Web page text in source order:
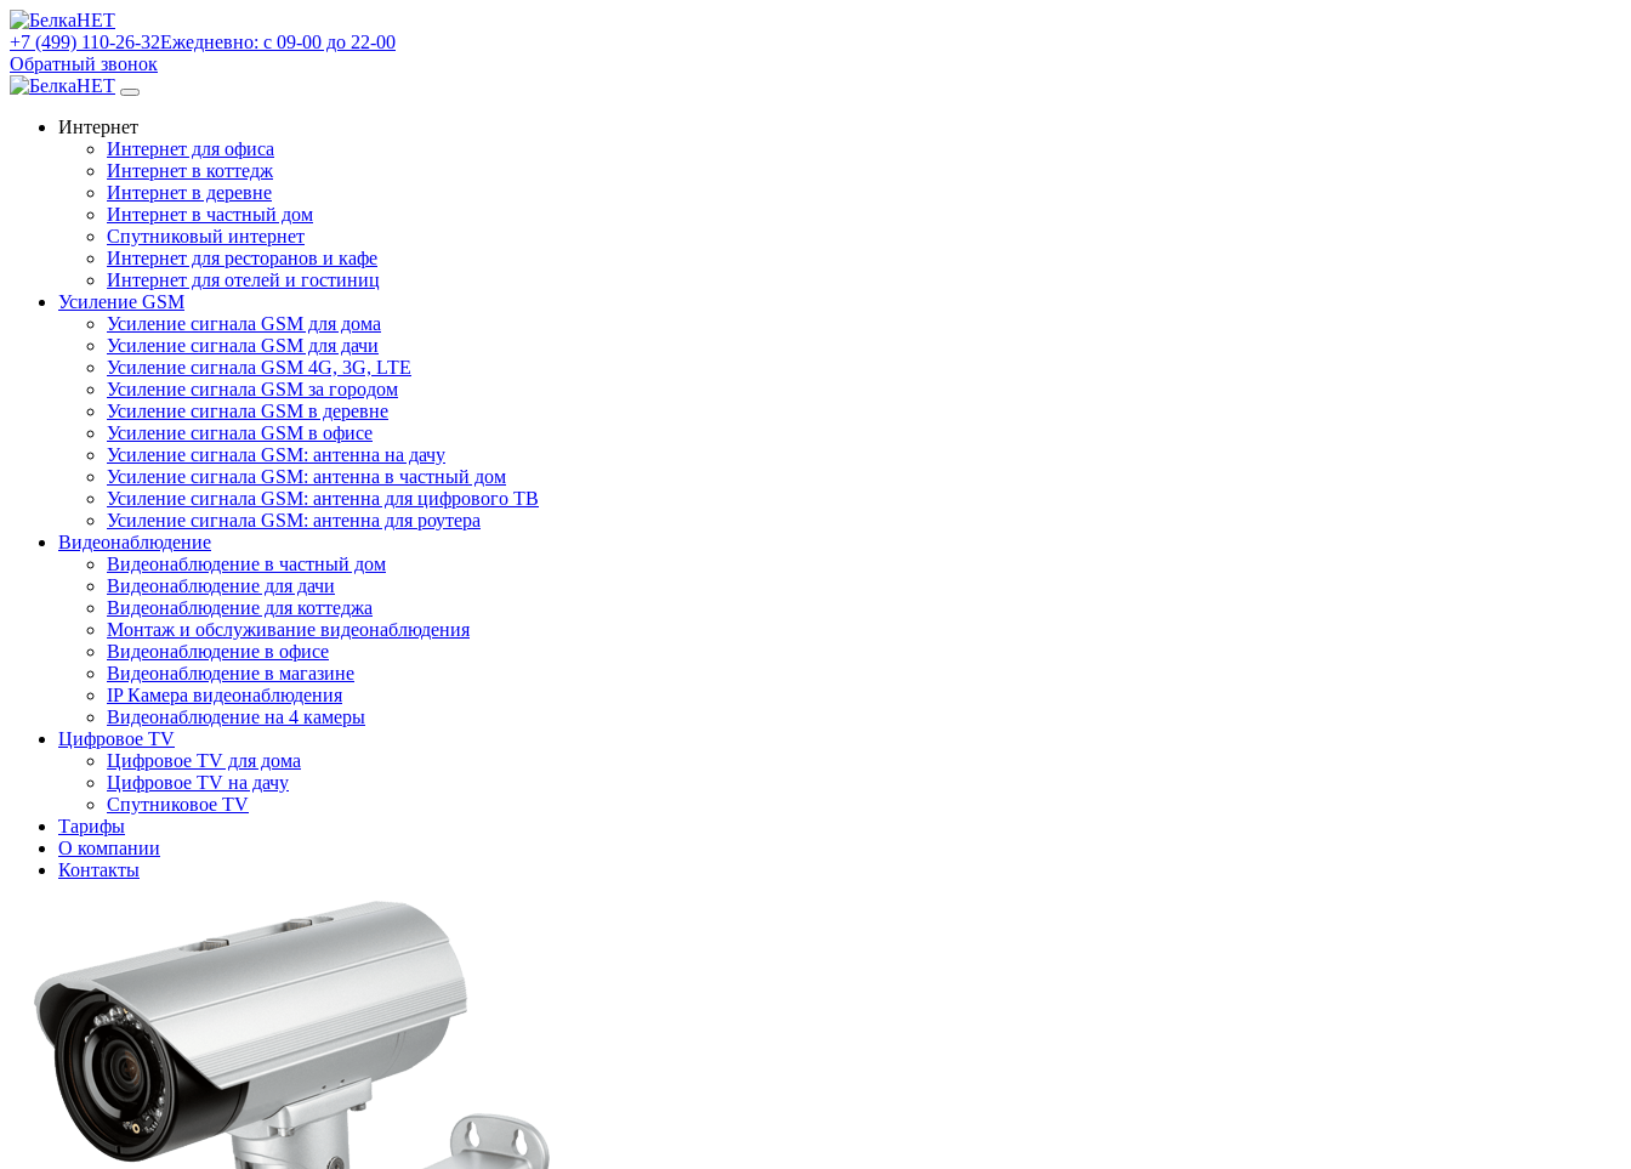
+7 (499) 110-26-32Ежедневно: с 09-00 до 22-00
Обратный звонок
Интернет
Интернет для офиса
Интернет в коттедж
Интернет в деревне
Интернет в частный дом
Спутниковый интернет
Интернет для ресторанов и кафе
Интернет для отелей и гостиниц
Усиление GSM
Усиление сигнала GSM для дома
Усиление сигнала GSM для дачи
Усиление сигнала GSM 4G, 3G, LTE
Усиление сигнала GSM за городом
Усиление сигнала GSM в деревне
Усиление сигнала GSM в офисе
Усиление сигнала GSM: антенна на дачу
Усиление сигнала GSM: антенна в частный дом
Усиление сигнала GSM: антенна для цифрового ТВ
Усиление сигнала GSM: антенна для роутера
Видеонаблюдение
Видеонаблюдение в частный дом
Видеонаблюдение для дачи
Видеонаблюдение для коттеджа
Монтаж и обслуживание видеонаблюдения
Видеонаблюдение в офисе
Видеонаблюдение в магазине
IP Камера видеонаблюдения
Видеонаблюдение на 4 камеры
Цифровое TV
Цифровое TV для дома
Цифровое TV на дачу
Спутниковое TV
Тарифы
О компании
Контакты